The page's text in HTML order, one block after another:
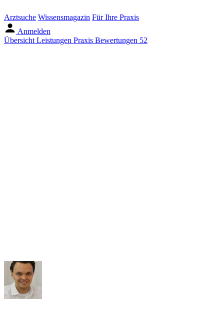
Arztsuche Wissensmagazin Für Ihre Praxis
Anmelden
Übersicht Leistungen Praxis Bewertungen 52